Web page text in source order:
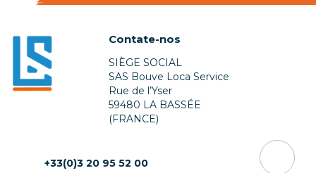
Contate-nos
SIÈGE SOCIAL
SAS Bouve Loca Service
Rue de l’Yser
59480 LA BASSÉE
(FRANCE)
+33(0)3 20 95 52 00